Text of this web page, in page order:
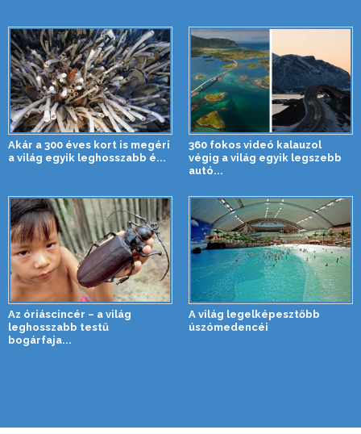
Akár a 300 éves kort is megéri
a világ egyik leghosszabb é...
360 fokos videó kalauzol
végig a világ egyik legszebb
autó...
Az óriáscincér – a világ
leghosszabb testű
bogárfaja...
A világ legelképesztőbb
úszómedencéi